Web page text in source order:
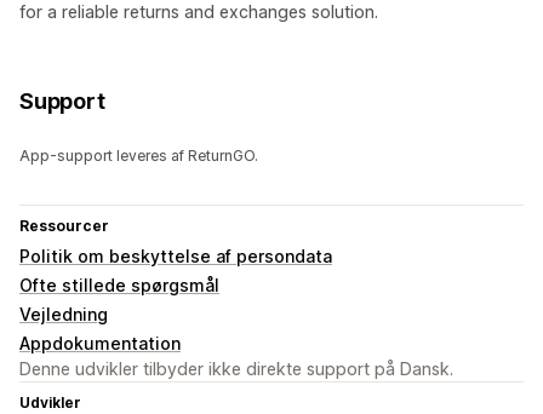
for a reliable returns and exchanges solution.
Support
App-support leveres af ReturnGO.
Ressourcer
Politik om beskyttelse af persondata
Ofte stillede spørgsmål
Vejledning
Appdokumentation
Denne udvikler tilbyder ikke direkte support på Dansk.
Udvikler